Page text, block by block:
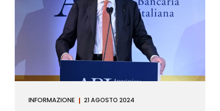
l’approfondimento è dedicato, in particolare: alla
recente normativa della UE sugli obblighi
antiriciclaggio (c.d. AML Package), tra cui il
Regolamento Antiriciclaggio e la Direttiva AML;
all’AMLA, ovvero alla nuova Autorità europea che
INFORMAZIONE 21 AGOSTO 2024